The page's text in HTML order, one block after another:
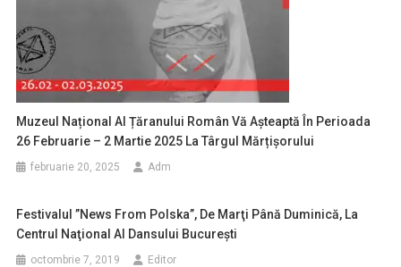
Muzeul Național Al Țăranului Român Vă Așteaptă În Perioada
26 Februarie – 2 Martie 2025 La Târgul Mărțișorului
februarie 20, 2025 Adm
Festivalul ”News From Polska”, De Marţi Până Duminică, La
Centrul Naţional Al Dansului Bucureşti
octombrie 7, 2019 Editor